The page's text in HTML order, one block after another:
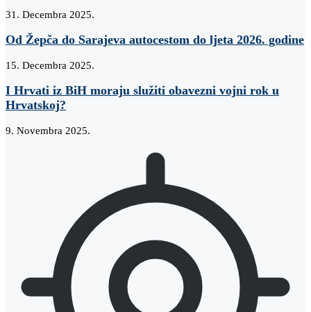
31. Decembra 2025.
Od Žepča do Sarajeva autocestom do ljeta 2026. godine
15. Decembra 2025.
I Hrvati iz BiH moraju služiti obavezni vojni rok u
Hrvatskoj?
9. Novembra 2025.